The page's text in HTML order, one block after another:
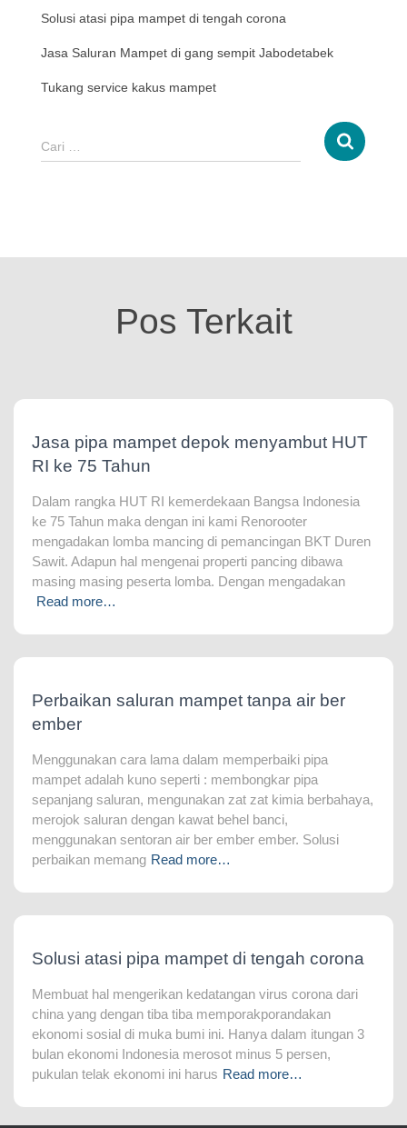
Solusi atasi pipa mampet di tengah corona
Jasa Saluran Mampet di gang sempit Jabodetabek
Tukang service kakus mampet
Cari …
Pos Terkait
Jasa pipa mampet depok menyambut HUT
RI ke 75 Tahun
Dalam rangka HUT RI kemerdekaan Bangsa Indonesia
ke 75 Tahun maka dengan ini kami Renorooter
mengadakan lomba mancing di pemancingan BKT Duren
Sawit. Adapun hal mengenai properti pancing dibawa
masing masing peserta lomba. Dengan mengadakan
Read more…
Perbaikan saluran mampet tanpa air ber
ember
Menggunakan cara lama dalam memperbaiki pipa
mampet adalah kuno seperti : membongkar pipa
sepanjang saluran, mengunakan zat zat kimia berbahaya,
merojok saluran dengan kawat behel banci,
menggunakan sentoran air ber ember ember. Solusi
perbaikan memang Read more…
Solusi atasi pipa mampet di tengah corona
Membuat hal mengerikan kedatangan virus corona dari
china yang dengan tiba tiba memporakporandakan
ekonomi sosial di muka bumi ini. Hanya dalam itungan 3
bulan ekonomi Indonesia merosot minus 5 persen,
pukulan telak ekonomi ini harus Read more…